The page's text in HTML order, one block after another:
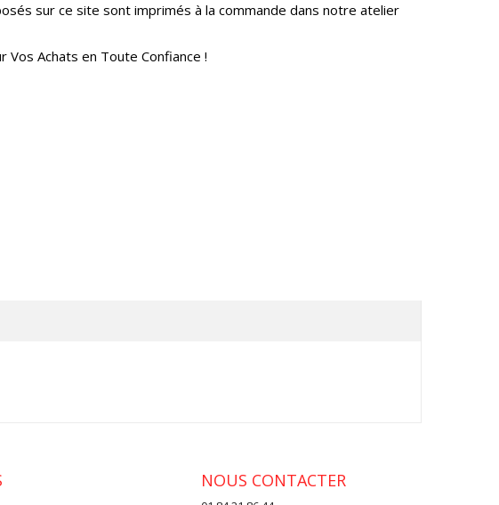
sur ce site sont imprimés à la commande dans notre atelier
Vos Achats en Toute Confiance !
NOUS CONTACTER